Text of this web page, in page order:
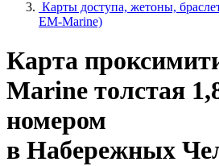
Карты доступа, жетоны,
EM-Marine)
Карта
Marine толстая
номером
в Набережных